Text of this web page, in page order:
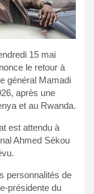
15 mai
le retour à
général Mamadi
après une
et au Rwanda.
est attendu à
Ahmed Sékou
personnalités de
présidente du